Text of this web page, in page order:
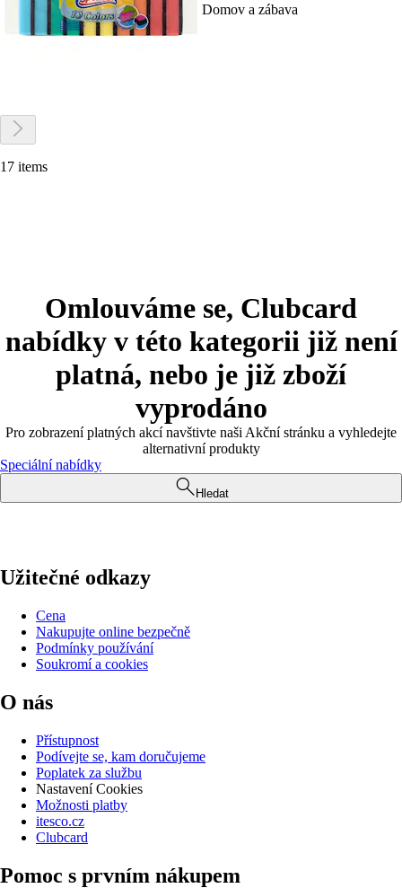
Domov a zábava
17 items
Omlouváme se, Clubcard
nabídky v této kategorii již není
platná, nebo je již zboží
vyprodáno
Pro zobrazení platných akcí navštivte naši Akční stránku a vyhledejte
alternativní produkty
Speciální nabídky
Hledat
Užitečné odkazy
Cena
Nakupujte online bezpečně
Podmínky používání
Soukromí a cookies
O nás
Přístupnost
Podívejte se, kam doručujeme
Poplatek za službu
Nastavení Cookies
Možnosti platby
itesco.cz
Clubcard
Pomoc s prvním nákupem